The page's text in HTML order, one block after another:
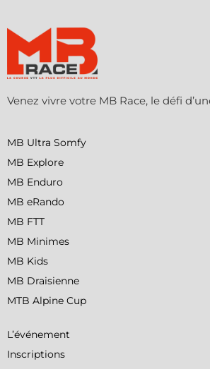
Venez vivre votre MB Race, le défi
MB Ultra Somfy
MB Explore
MB Enduro
MB eRando
MB FTT
MB Minimes
MB Kids
MB Draisienne
MTB Alpine Cup
L’événement
Inscriptions